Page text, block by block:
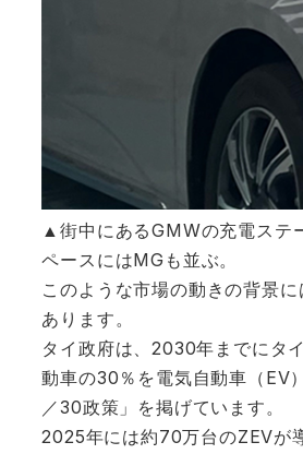
▲街中にあるGMWの充電ステ
ペースにはMGも並ぶ。
このような市場の動きの背景
あります。
タイ政府は、2030年までにタ
動車の30％を電気自動車（EV
／30政策」を掲げています。
2025年には約70万台のZEVが